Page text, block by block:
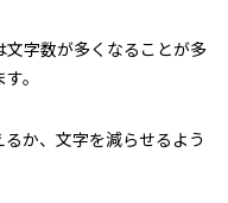
文字数が多くなることが多
。
るか、文字を減らせるよう